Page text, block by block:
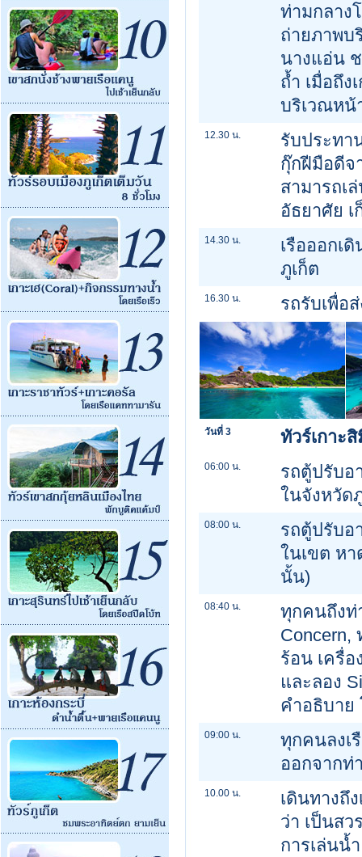
ท่ามกลาง
ถ่ายภาพบ
นางแอ่น
ถ้ำ เมื่อถึ
บริเวณหน้
12.30 น.
รับประทา
กุ๊กฝีมือดีจ
สามารถเ
อัธยาศัย
14.30 น.
เรือออกเ
ภูเก็ต
16.30 น. รถรับเพื่อ
วันที่ 3 ทัวร์เกาะ
06:00 น.
รถตู้ปรับอ
ในจังหวัด
08:00 น.
รถตู้ปรับอ
ในเขต หา
นั้น)
08:40 น.
ทุกคนถึงท่
Concern,
ร้อน เครื่
และลอง
คำอธิบาย
09:00 น.
ทุกคนลงเ
ออกจากท่
10.00 น.
เดินทางถึ
ว่า เป็นส
การเล่นน้